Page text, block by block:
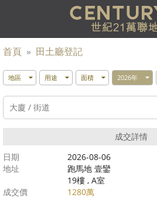
首頁 » 田土廳登記
地區 用途 面積 2026年
成交詳情
日期
2026-08-06
地址
跑馬地 壹鑾
19樓 , A室
成交價
1280萬